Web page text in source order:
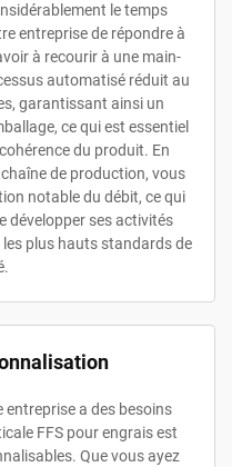
le temps
entreprise de répondre à
à recourir à une main-
automatisé réduit au
garantissant ainsi un
ce qui est essentiel
du produit. En
de production, vous
notable du débit, ce qui
développer ses activités
plus hauts standards de
a des besoins
FFS pour engrais est
Que vous ayez